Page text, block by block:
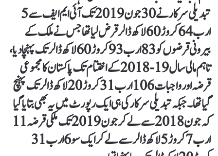
تبدیلی سرکار نے 30 جون 2019 تک آئی ایم ایف سے 5
ارب 64 کروڑ 60 لاکھ ڈالر قرض لیا تھا جس نے ملک کے
بیرونی قرضوں کو 83 ارب 93 کروڑ 60 لاکھ ڈالر تک پہنچا دیا،
تاہم مالی سال 19-2018 کے اختتام تک پاکستان کا مجموعی
قرضہ اور واجبات 106 ارب 31 کروڑ 20 لاکھ ڈالر تک پہنچ
گیا تھا ۔ جبکہ تبدیلی سرکار کی ہی ایک رپورٹ میں یہ بھی بتایا گیا
کہ جون 2018 سے لے کر جون 2019 تک ملکی قرضہ 11
ارب 7 کروڑ 5 لاکھ ڈالر سے لے کر ایک سو 6 ارب 31